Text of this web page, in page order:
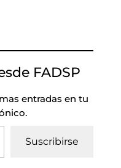
FADSP
entradas en tu
Suscribirse